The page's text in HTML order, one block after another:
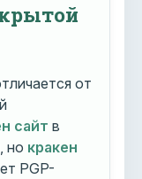
от
сайт в
но кракен
PGP-